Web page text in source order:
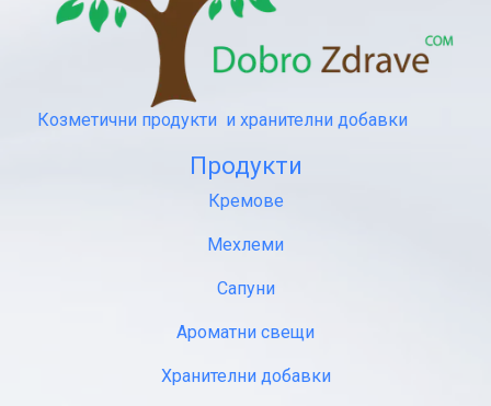
Козметични продукти и хранителни добавки
Продукти
Кремове
Мехлеми
Сапуни
Ароматни свещи
Хранителни добавки